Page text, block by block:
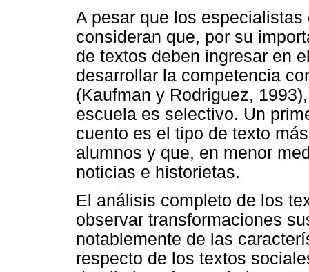
A pesar que los
consideran que, por su
de textos deben ingresar en
desarrollar la competencia
(Kaufman y Rodriguez,
escuela es selectivo. Un
cuento es el tipo de texto
alumnos y que, en menor
noticias e historietas.
El análisis completo de los
observar transformaciones
notablemente de las
respecto de los textos